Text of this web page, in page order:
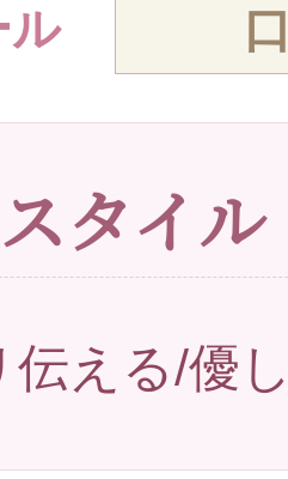
ル
タイル
伝える/優